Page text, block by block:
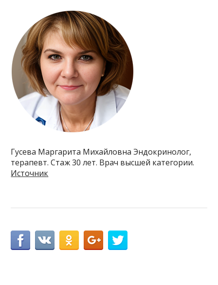
Гусева Маргарита Михайловна Эндокринолог,
терапевт. Стаж 30 лет. Врач высшей категории.
Источник